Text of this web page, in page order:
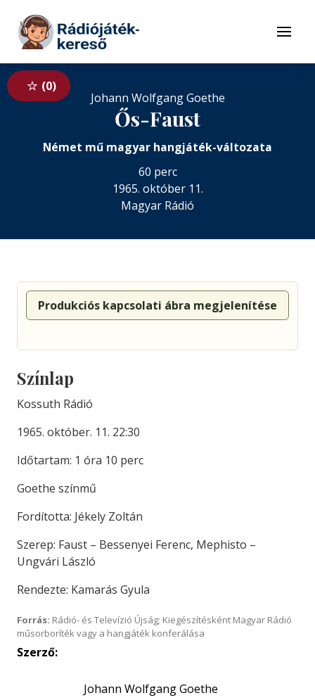
Tovább a tartalomhoz
Menü
0
Johann Wolfgang Goethe
Ős-Faust
Német mű magyar hangjáték-változata
60 perc
1965. október 11.
Magyar Rádió
Produkciós kapcsolati ábra megjelenítése
Színlap
Kossuth Rádió
1965. október. 11. 22:30
Időtartam: 1 óra 10 perc
Goethe színmű
Fordította: Jékely Zoltán
Szerep: Faust – Bessenyei Ferenc, Mephisto –
Ungvári László
Rendezte: Kamarás Gyula
Forrás: Rádió- és Televízió Újság; Kiegészítésként Magyar Rádió
műsorboríték vagy a hangjáték konferálása
Szerző:
Johann Wolfgang Goethe